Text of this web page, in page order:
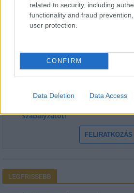
related to security, including
functionality and fraud
user protection.
CONFIRM
Data Deletion Data Access
HÍRLEVÉL
szabályzatot!
FELIRATKOZÁS
LEGFRISSEBB